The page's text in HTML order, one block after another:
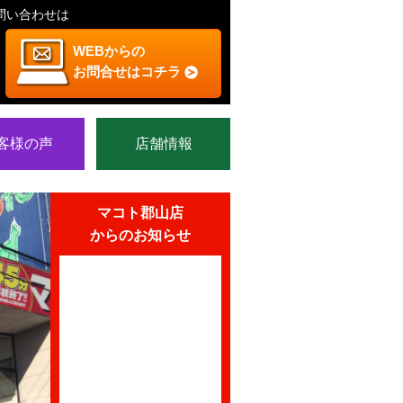
い合わせは
WEBからの
お問合せはコチラ
様の声 店舗情報
マコト郡山店
からのお知らせ